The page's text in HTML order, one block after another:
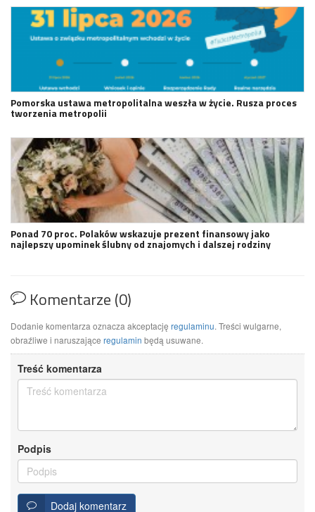
Pomorska ustawa metropolitalna weszła w życie. Rusza proces
tworzenia metropolii
Ponad 70 proc. Polaków wskazuje prezent finansowy jako
najlepszy upominek ślubny od znajomych i dalszej rodziny
Komentarze (0)
Dodanie komentarza oznacza akceptację regulaminu. Treści wulgarne,
obraźliwe i naruszające regulamin będą usuwane.
Treść komentarza
Podpis
Dodaj komentarz